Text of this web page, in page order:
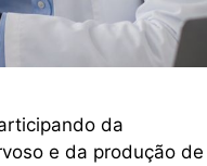
da
e da produção de